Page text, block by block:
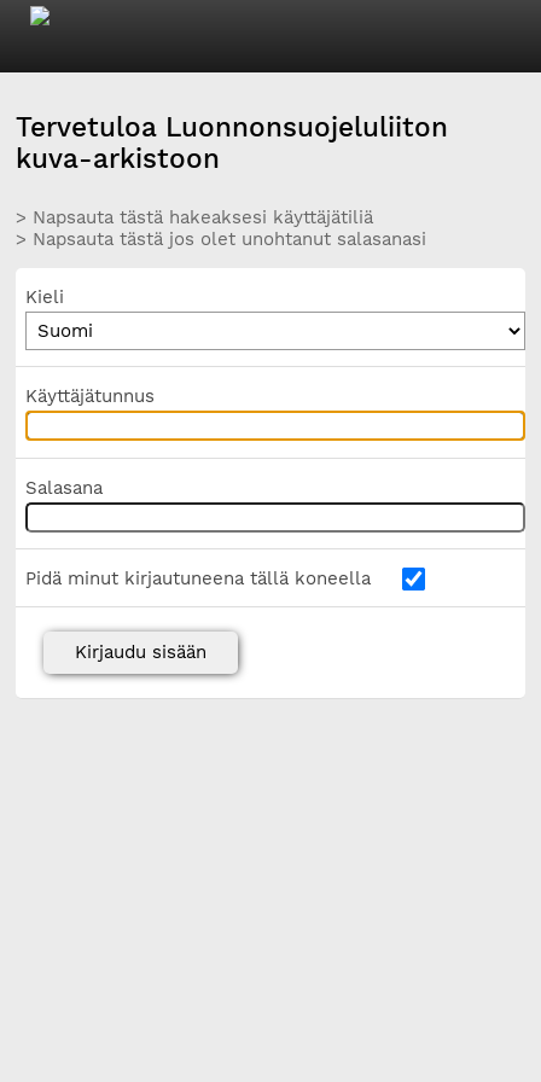
Tervetuloa Luonnonsuojeluliiton
kuva-arkistoon
> Napsauta tästä hakeaksesi käyttäjätiliä
> Napsauta tästä jos olet unohtanut salasanasi
Kieli
Käyttäjätunnus
Salasana
Pidä minut kirjautuneena tällä koneella